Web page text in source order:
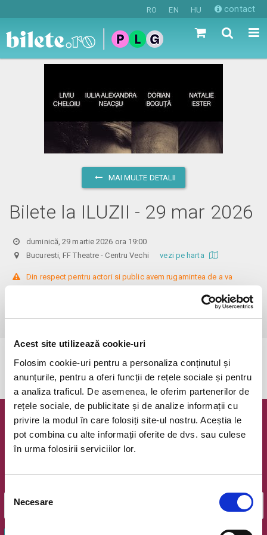
Acest site utilizează cookie-uri
Folosim cookie-uri pentru a personaliza conținutul și
anunțurile, pentru a oferi funcții de rețele sociale și pentru
a analiza traficul. De asemenea, le oferim partenerilor de
rețele sociale, de publicitate și de analize informații cu
privire la modul în care folosiți site-ul nostru. Aceștia le
pot combina cu alte informații oferite de dvs. sau culese
în urma folosirii serviciilor lor.
consimțământului
Necesare
RO EN HU contact
MAI MULTE DETALII
Bilete la ILUZII - 29 mar 2026
duminică, 29 martie 2026 ora 19:00
Bucuresti, FF Theatre - Centru Vechivezi pe harta
Din respect pentru actori si public avem rugamintea de a va
Dupa ora inceperii reprezentatiei, rezervarile si biletele isi pierd
valabilitatea.
Evenimentul a expirat.
Newsletter @ Bilete.ro
Oferte exclusive si o editie saptamanala cu cele mai noi